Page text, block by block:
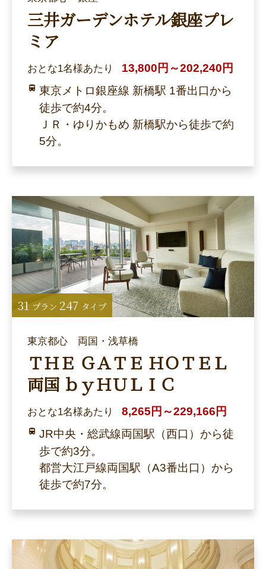
三井ガーデンホテル銀座プレ
ミア
おとな1名様あたり
13,800円～202,240円
東京メトロ銀座線 新橋駅 1番出口から
徒歩で約4分。
ＪＲ・ゆりかもめ 新橋駅から徒歩で約
5分。
東京都心 両国・浅草橋
ＴＨＥ ＧＡＴＥ ＨＯＴＥＬ
両国 ｂｙＨＵＬＩＣ
おとな1名様あたり
8,265円～229,166円
JR中央・総武線両国駅（西口）から徒
歩で約3分。
都営大江戸線両国駅（A3番出口）から
徒歩で約7分。
31 プラン 247 タイプ